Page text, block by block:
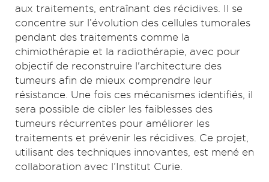
aux traitements, entraînant des récidives. Il se
concentre sur l’évolution des cellules tumorales
pendant des traitements comme la
chimiothérapie et la radiothérapie, avec pour
objectif de reconstruire l'architecture des
tumeurs afin de mieux comprendre leur
résistance. Une fois ces mécanismes identifiés, il
sera possible de cibler les faiblesses des
tumeurs récurrentes pour améliorer les
traitements et prévenir les récidives. Ce projet,
utilisant des techniques innovantes, est mené en
collaboration avec l’Institut Curie.